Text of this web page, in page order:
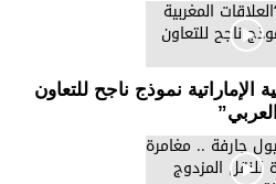
الإماراتية نموذج ناجح للتعاون
العربي”